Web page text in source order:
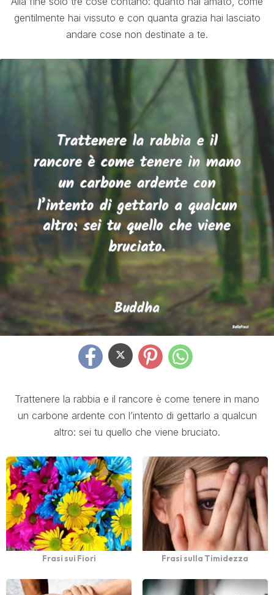
gentilmente hai vissuto e con quanta grazia hai lasciato
andare cose non destinate a te.
Trattenere la rabbia e il rancore è come tenere in mano
un carbone ardente con l’intento di gettarlo a qualcun
altro: sei tu quello che viene bruciato.
Frasi sui Fiori Frasi sulla Timidezza